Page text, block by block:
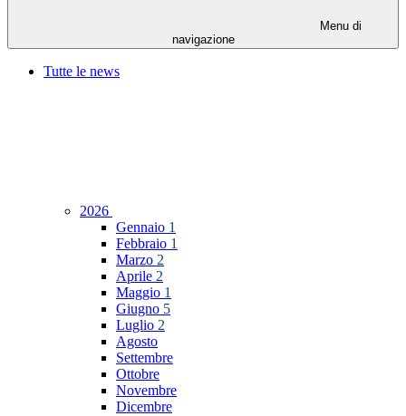
Menu di
navigazione
Tutte le news
2026
Gennaio 1
Febbraio 1
Marzo 2
Aprile 2
Maggio 1
Giugno 5
Luglio 2
Agosto
Settembre
Ottobre
Novembre
Dicembre